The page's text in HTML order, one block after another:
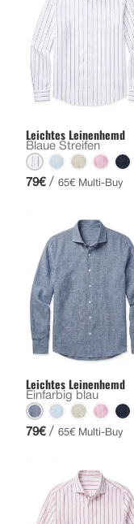
Leichtes Leinenhemd
Blaue Streifen
79€ / 65€ Multi-Buy
Leichtes Leinenhemd
Einfarbig blau
79€ / 65€ Multi-Buy